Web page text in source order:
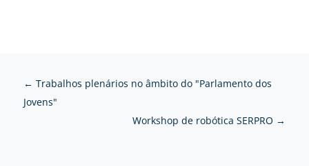
← Trabalhos plenários no âmbito do "Parlamento dos
Jovens"
Workshop de robótica SERPRO →